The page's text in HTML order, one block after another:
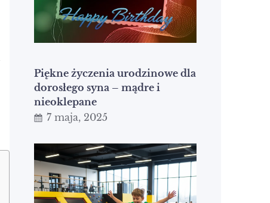
Piękne życzenia urodzinowe dla
dorosłego syna – mądre i
nieoklepane
7 maja, 2025